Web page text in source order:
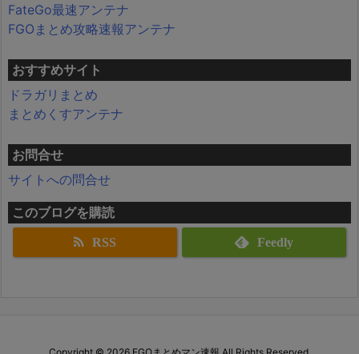
FateGo最速アンテナ
FGOまとめ攻略速報アンテナ
おすすめサイト
ドラガリまとめ
まとめくすアンテナ
お問合せ
サイトへの問合せ
このブログを購読
RSS Feedly